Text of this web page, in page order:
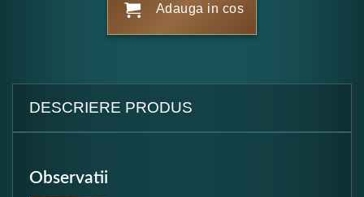
Adauga in cos
DESCRIERE PRODUS
Observatii